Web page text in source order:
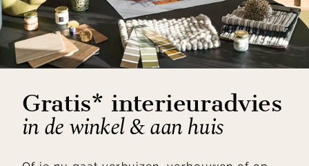
Gratis* interieuradvies
in de winkel & aan huis